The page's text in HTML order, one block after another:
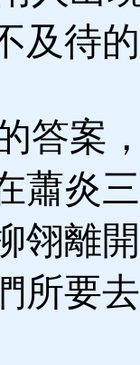
及待
答案
蕭炎
翎離
所要